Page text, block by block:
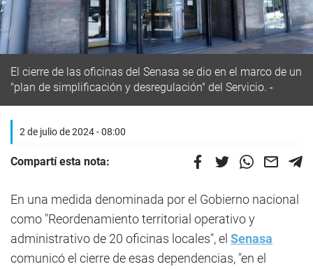
El cierre de las oficinas del Senasa se dio en el marco de un
"plan de simplificación y desregulación" del Servicio.
2 de julio de 2024 - 08:00
Compartí esta nota:
En una medida denominada por el Gobierno nacional
como "Reordenamiento territorial operativo y
administrativo de 20 oficinas locales", el Senasa
comunicó el cierre de esas dependencias, "en el